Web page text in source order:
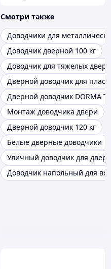
Смотри также
Доводчики для
Доводчик дверной 100 кг
Доводчик для тяжелых
Дверной доводчик для
Дверной доводчик DORMA
Монтаж доводчика двери
Дверной доводчик 120 кг
Белые дверные доводчики
Уличный доводчик для двери
Доводчик напольный для